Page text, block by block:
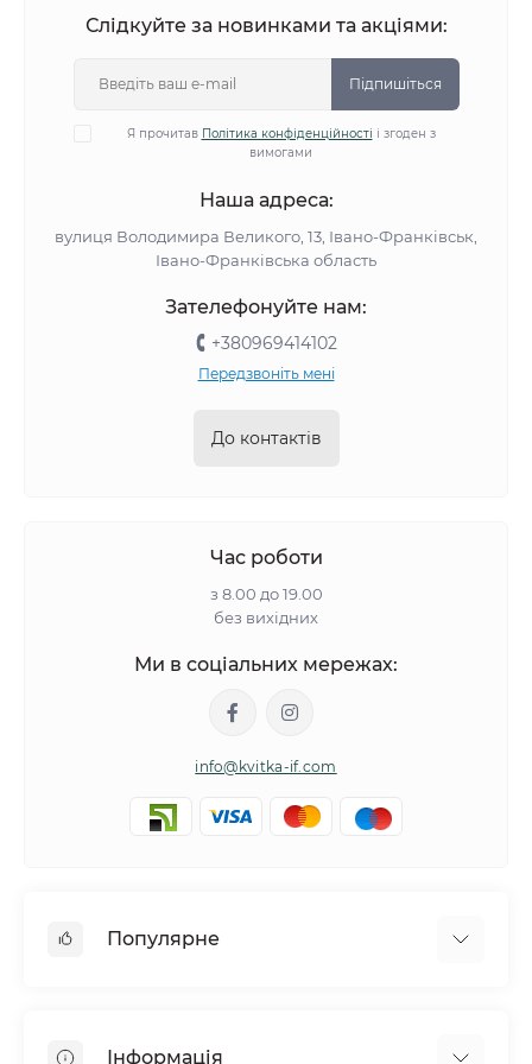
Слідкуйте за новинками та акціями:
Підпишіться
Я прочитав Політика конфіденційності і згоден з
вимогами
Наша адреса:
вулиця Володимира Великого, 13, Івано-Франківськ,
Івано-Франківська область
Зателефонуйте нам:
+380969414102
Передзвоніть мені
До контактів
Час роботи
з 8.00 до 19.00
без вихідних
Ми в соціальних мережах:
info@kvitka-if.com
Популярне
Інформація